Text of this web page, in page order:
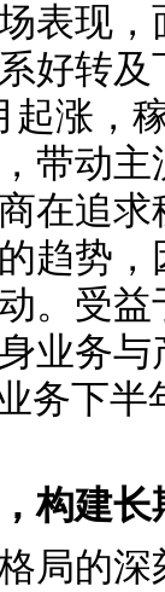
表现
好转
起涨，
带动
在追
趋势
。受
业务
务下半
构建长
局的